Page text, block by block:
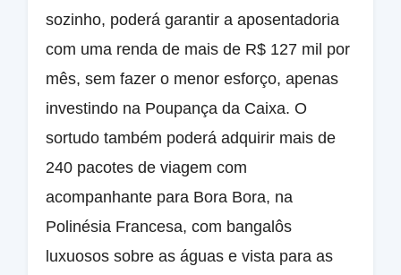
sozinho, poderá garantir a aposentadoria
com uma renda de mais de R$ 127 mil por
mês, sem fazer o menor esforço, apenas
investindo na Poupança da Caixa. O
sortudo também poderá adquirir mais de
240 pacotes de viagem com
acompanhante para Bora Bora, na
Polinésia Francesa, com bangalôs
luxuosos sobre as águas e vista para as